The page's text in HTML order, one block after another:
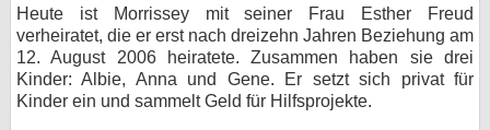
Heute ist Morrissey mit seiner Frau Esther Freud
verheiratet, die er erst nach dreizehn Jahren Beziehung am
12. August 2006 heiratete. Zusammen haben sie drei
Kinder: Albie, Anna und Gene. Er setzt sich privat für
Kinder ein und sammelt Geld für Hilfsprojekte.